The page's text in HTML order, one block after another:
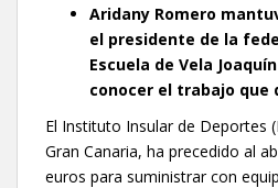
Aridany Romero
el presidente de la
Escuela de Vela
conocer el trabajo que
El Instituto Insular de Deportes
Gran Canaria, ha precedido al
euros para suministrar con